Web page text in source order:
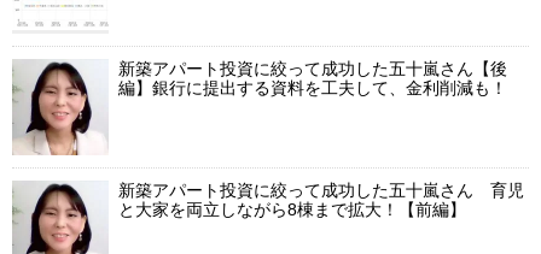
新築アパート投資に絞って成功した五十嵐さん【後
編】銀行に提出する資料を工夫して、金利削減も！
新築アパート投資に絞って成功した五十嵐さん 育児
と大家を両立しながら8棟まで拡大！【前編】